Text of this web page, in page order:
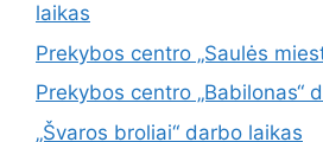
laikas
Prekybos centro „Saulės
Prekybos centro „Babilonas“
„Švaros broliai“ darbo laikas